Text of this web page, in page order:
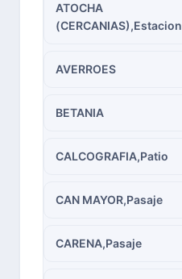
ATOCHA
(CERCANIAS),Estacion
AVERROES
BETANIA
CALCOGRAFIA,Patio
CAN MAYOR,Pasaje
CARENA,Pasaje